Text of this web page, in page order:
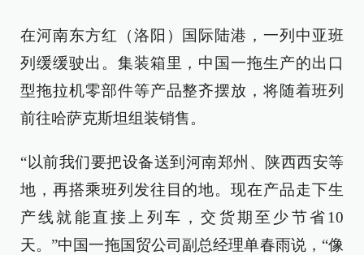
在河南东方红（洛阳）国际陆港，一列中亚班
列缓缓驶出。集装箱里，中国一拖生产的出口
型拖拉机零部件等产品整齐摆放，将随着班列
前往哈萨克斯坦组装销售。
“以前我们要把设备送到河南郑州、陕西西安等
地，再搭乘班列发往目的地。现在产品走下生
产线就能直接上列车，交货期至少节省10
天。”中国一拖国贸公司副总经理单春雨说，“像